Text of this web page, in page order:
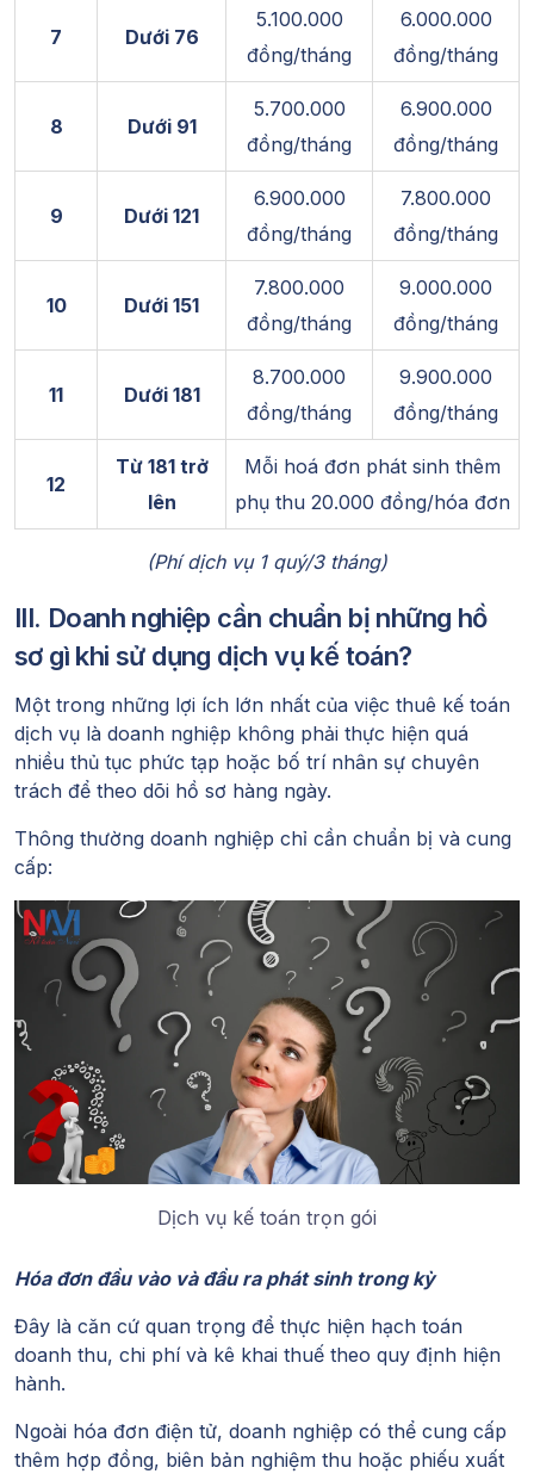
7 Dưới 76
5.100.000
đồng/tháng
6.000.000
đồng/tháng
8 Dưới 91
5.700.000
đồng/tháng
6.900.000
đồng/tháng
9 Dưới 121
6.900.000
đồng/tháng
7.800.000
đồng/tháng
10 Dưới 151
7.800.000
đồng/tháng
9.000.000
đồng/tháng
11 Dưới 181
8.700.000
đồng/tháng
9.900.000
đồng/tháng
12
Từ 181 trở
lên
Mỗi hoá đơn phát sinh thêm
phụ thu 20.000 đồng/hóa đơn
(Phí dịch vụ 1 quý/3 tháng)
III. Doanh nghiệp cần chuẩn bị những hồ
sơ gì khi sử dụng dịch vụ kế toán?
Một trong những lợi ích lớn nhất của việc thuê kế toán
dịch vụ là doanh nghiệp không phải thực hiện quá
nhiều thủ tục phức tạp hoặc bố trí nhân sự chuyên
trách để theo dõi hồ sơ hàng ngày.
Thông thường doanh nghiệp chỉ cần chuẩn bị và cung
cấp:
Dịch vụ kế toán trọn gói
Hóa đơn đầu vào và đầu ra phát sinh trong kỳ
Đây là căn cứ quan trọng để thực hiện hạch toán
doanh thu, chi phí và kê khai thuế theo quy định hiện
hành.
Ngoài hóa đơn điện tử, doanh nghiệp có thể cung cấp
thêm hợp đồng, biên bản nghiệm thu hoặc phiếu xuất